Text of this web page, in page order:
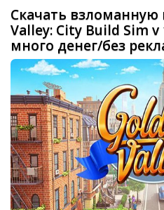
Скачать взломанную
Valley: City Build Sim
много денег/без